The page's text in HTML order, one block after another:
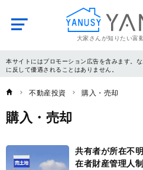
大家さんが知りたい富
YANUSY
本サイトにはプロモーション広告を含みます。
に反して優遇されることはありません。
不動産投資 購入・売却
購入・売却
共有者が所在不
在者財産管理人